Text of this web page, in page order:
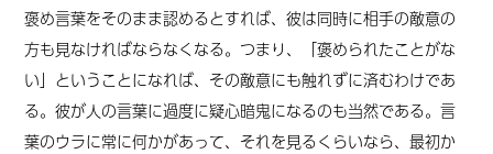
褒め言葉をそのまま認めるとすれば、彼は同時に相手の敵意の
方も見なければならなくなる。つまり、「褒められたことがな
い」ということになれば、その敵意にも触れずに済むわけであ
る。彼が人の言葉に過度に疑心暗鬼になるのも当然である。言
葉のウラに常に何かがあって、それを見るくらいなら、最初か